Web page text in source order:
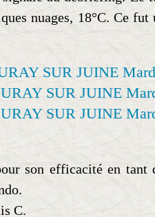
nuages, 18°C. Ce
son efficacité en tant
C.